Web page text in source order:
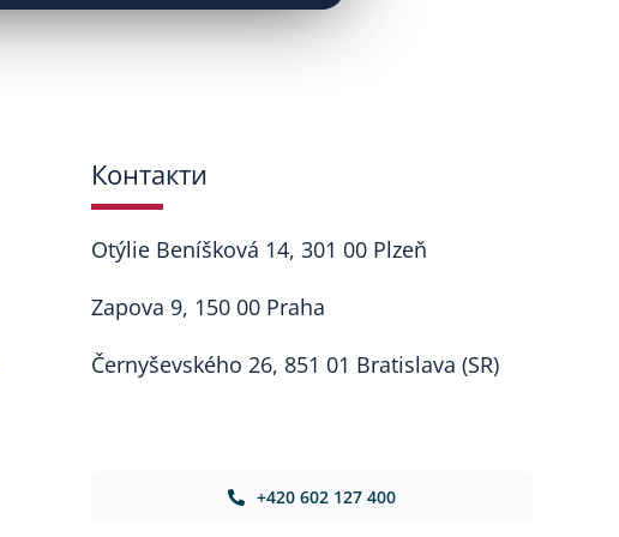
Контакти
Otýlie Beníšková 14, 301 00 Plzeň
Zapova 9, 150 00 Praha
Černyševského 26, 851 01 Bratislava (SR)
+420 602 127 400